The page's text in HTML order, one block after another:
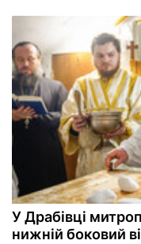
У Драбівці
нижній боковий